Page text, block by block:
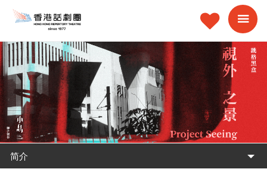
简介